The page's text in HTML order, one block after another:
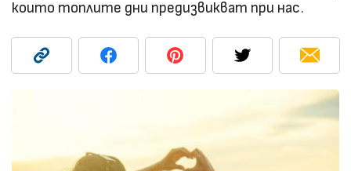
които топлите дни предизвикват при нас.